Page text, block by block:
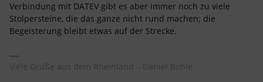
Verbindung mit DATEV gibt es aber immer noch zu viele
Stolpersteine, die das ganze nicht rund machen; die
Begeisterung bleibt etwas auf der Strecke.
viele Grüße aus dem Rheinland – Daniel Bohle